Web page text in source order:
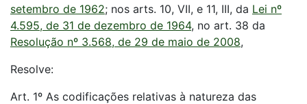
setembro de 1962; nos arts. 10, VII, e 11, III, da Lei nº
4.595, de 31 de dezembro de 1964, no art. 38 da
Resolução nº 3.568, de 29 de maio de 2008,
Resolve:
Art. 1º As codificações relativas à natureza das